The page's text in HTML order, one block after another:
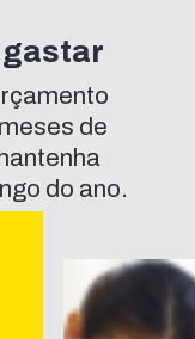
gastar
de
do ano.